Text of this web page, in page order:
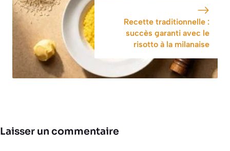
Recette traditionnelle :
succès garanti avec le
risotto à la milanaise
Laisser un commentaire